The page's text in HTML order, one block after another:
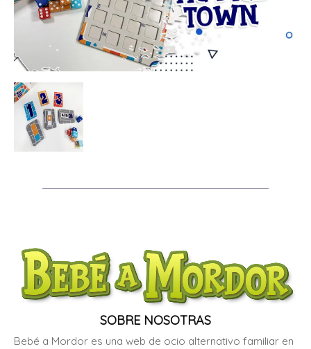
SOBRE NOSOTRAS
Bebé a Mordor es una web de ocio alternativo familiar en